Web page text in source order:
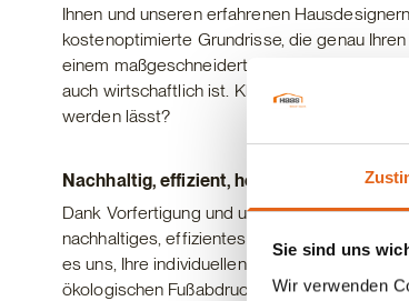
Sie sind uns
Wir verwenden
Ihnen und unseren erfahrenen
kostenoptimierte Grundrisse, die genau
einem maßgeschneiderten Wohnraum, der
auch wirtschaftlich ist. Klingt das nicht nach
werden lässt?
Nachhaltig, effizient, hochwertig: Ihr neues
Dank Vorfertigung und unserer Erfahrung
nachhaltiges, effizientes und qualitativ
es uns, Ihre individuellen Wünsche zu
ökologischen Fußabdruck zu minimieren.